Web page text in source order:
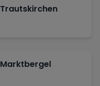
Trautskirchen
Marktbergel